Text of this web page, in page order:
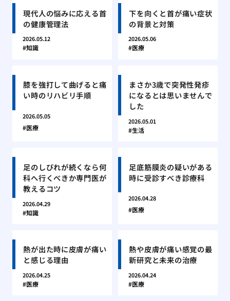
現代人の悩みに応える首
の健康管理法
2026.05.12
知識
下を向くと首が痛い症状
の背景と対策
2026.05.06
医療
膝を強打して曲げると痛
い時のリハビリ手順
2026.05.05
医療
まさか3歳で突発性発疹
になるとは思いませんで
した
2026.05.01
生活
足のしびれが続くなら何
科へ行くべきか専門医が
教えるコツ
2026.04.29
知識
足底筋膜炎の疑いがある
時に受診すべき診療科
2026.04.28
医療
熱が出た時に皮膚が痛い
と感じる理由
2026.04.25
医療
熱や皮膚が痛い感覚の最
新研究と未来の治療
2026.04.24
医療